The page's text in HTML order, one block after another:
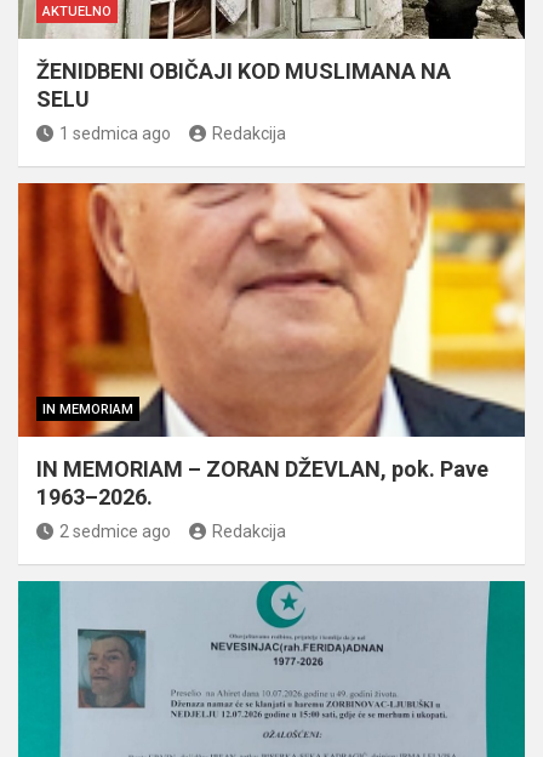
AKTUELNO
ŽENIDBENI OBIČAJI KOD MUSLIMANA NA
SELU
1 sedmica ago Redakcija
IN MEMORIAM
IN MEMORIAM – ZORAN DŽEVLAN, pok. Pave
1963–2026.
2 sedmice ago Redakcija